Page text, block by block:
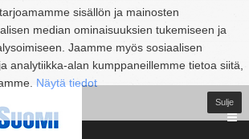
sisällön ja mainosten
median ominaisuuksien tukemiseen ja
Jaamme myös sosiaalisen
analytiikka-alan kumppaneillemme tietoa siitä,
Näytä tiedot
Sulje